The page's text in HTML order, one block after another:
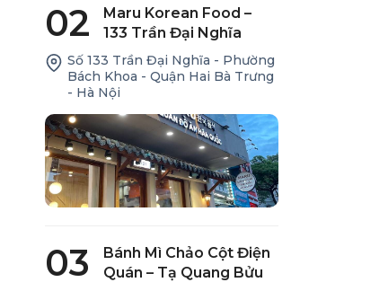
02
Maru Korean Food –
133 Trần Đại Nghĩa
Số 133 Trần Đại Nghĩa - Phường
Bách Khoa - Quận Hai Bà Trưng
- Hà Nội
03
Bánh Mì Chảo Cột Điện
Quán – Tạ Quang Bửu